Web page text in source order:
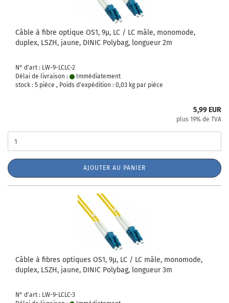
Câble à fibre optique OS1, 9µ, LC / LC mâle, monomode,
duplex, LSZH, jaune, DINIC Polybag, longueur 2m
N° d'art : LW-9-LCLC-2
Délai de livraison :
Immédiatement
stock : 5 pièce , Poids d'expédition : 0,03 kg par pièce
5,99 EUR
plus 19% de TVA
AJOUTER AU PANIER
Câble à fibres optiques OS1, 9µ, LC / LC mâle, monomode,
duplex, LSZH, jaune, DINIC Polybag, longueur 3m
N° d'art : LW-9-LCLC-3